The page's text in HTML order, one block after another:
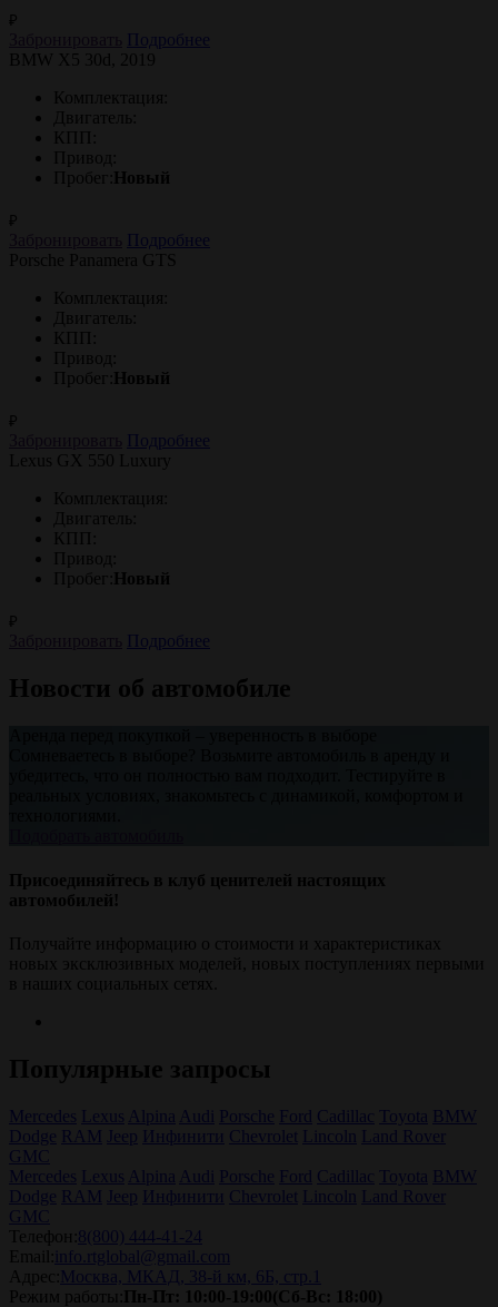
₽
Подробнее
BMW X5 30d, 2019
Комплектация:
Двигатель:
КПП:
Привод:
Пробег:
Новый
₽
Подробнее
Porsche Panamera GTS
Комплектация:
Двигатель:
КПП:
Привод:
Пробег:
Новый
₽
Подробнее
Lexus GX 550 Luxury
Комплектация:
Двигатель:
КПП:
Привод:
Пробег:
Новый
₽
Подробнее
Новости об автомобиле
Присоединяйтесь в клуб ценителей настоящих
автомобилей!
Получайте информацию о стоимости и характеристиках
новых эксклюзивных моделей, новых поступлениях первыми
в наших социальных сетях.
Популярные запросы
Mercedes Lexus Alpina Audi Porsche Ford Cadillac Toyota BMW
Dodge RAM Jeep Инфинити Chevrolet Lincoln
Land Rover
GMC
Mercedes Lexus Alpina Audi Porsche Ford Cadillac Toyota BMW
Dodge RAM Jeep Инфинити Chevrolet Lincoln
Land Rover
GMC
Телефон: 8(800) 444-41-24
Email:
info.rtglobal@gmail.com
Адрес:
Москва, МКАД, 38-й км, 6Б, стр.1
Режим работы:
Пн-Пт: 10:00-19:00(Сб-Вс: 18:00)